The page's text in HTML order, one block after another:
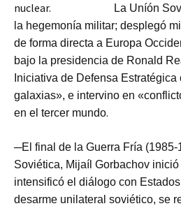
nuclear.
La Uníón
la hegemonía militar; desplegó
de forma directa a Europa
bajo la presidencia de Ronald
Iniciativa de Defensa
galaxias», e intervino en
en el tercer mundo.
─El final de la Guerra Fría
Soviética, Mijaíl Gorbachov
intensificó el diálogo con
desarme unilateral soviético, se